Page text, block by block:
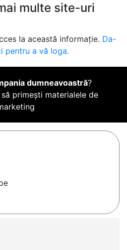
multe site-uri
la această informație. Da-
pentru a vă loga.
dumneavoastră?
primești materialele de